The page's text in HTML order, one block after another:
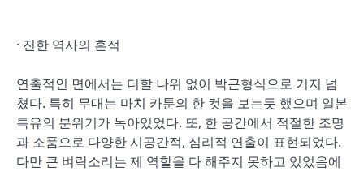
· 진한 역사의 흔적
연출적인 면에서는 더할 나위 없이 박근형식으로 기지 넘
쳤다. 특히 무대는 마치 카툰의 한 컷을 보는듯 했으며 일본
특유의 분위기가 녹아있었다. 또, 한 공간에서 적절한 조명
과 소품으로 다양한 시공간적, 심리적 연출이 표현되었다.
다만 큰 벼락소리는 제 역할을 다 해주지 못하고 있었음에